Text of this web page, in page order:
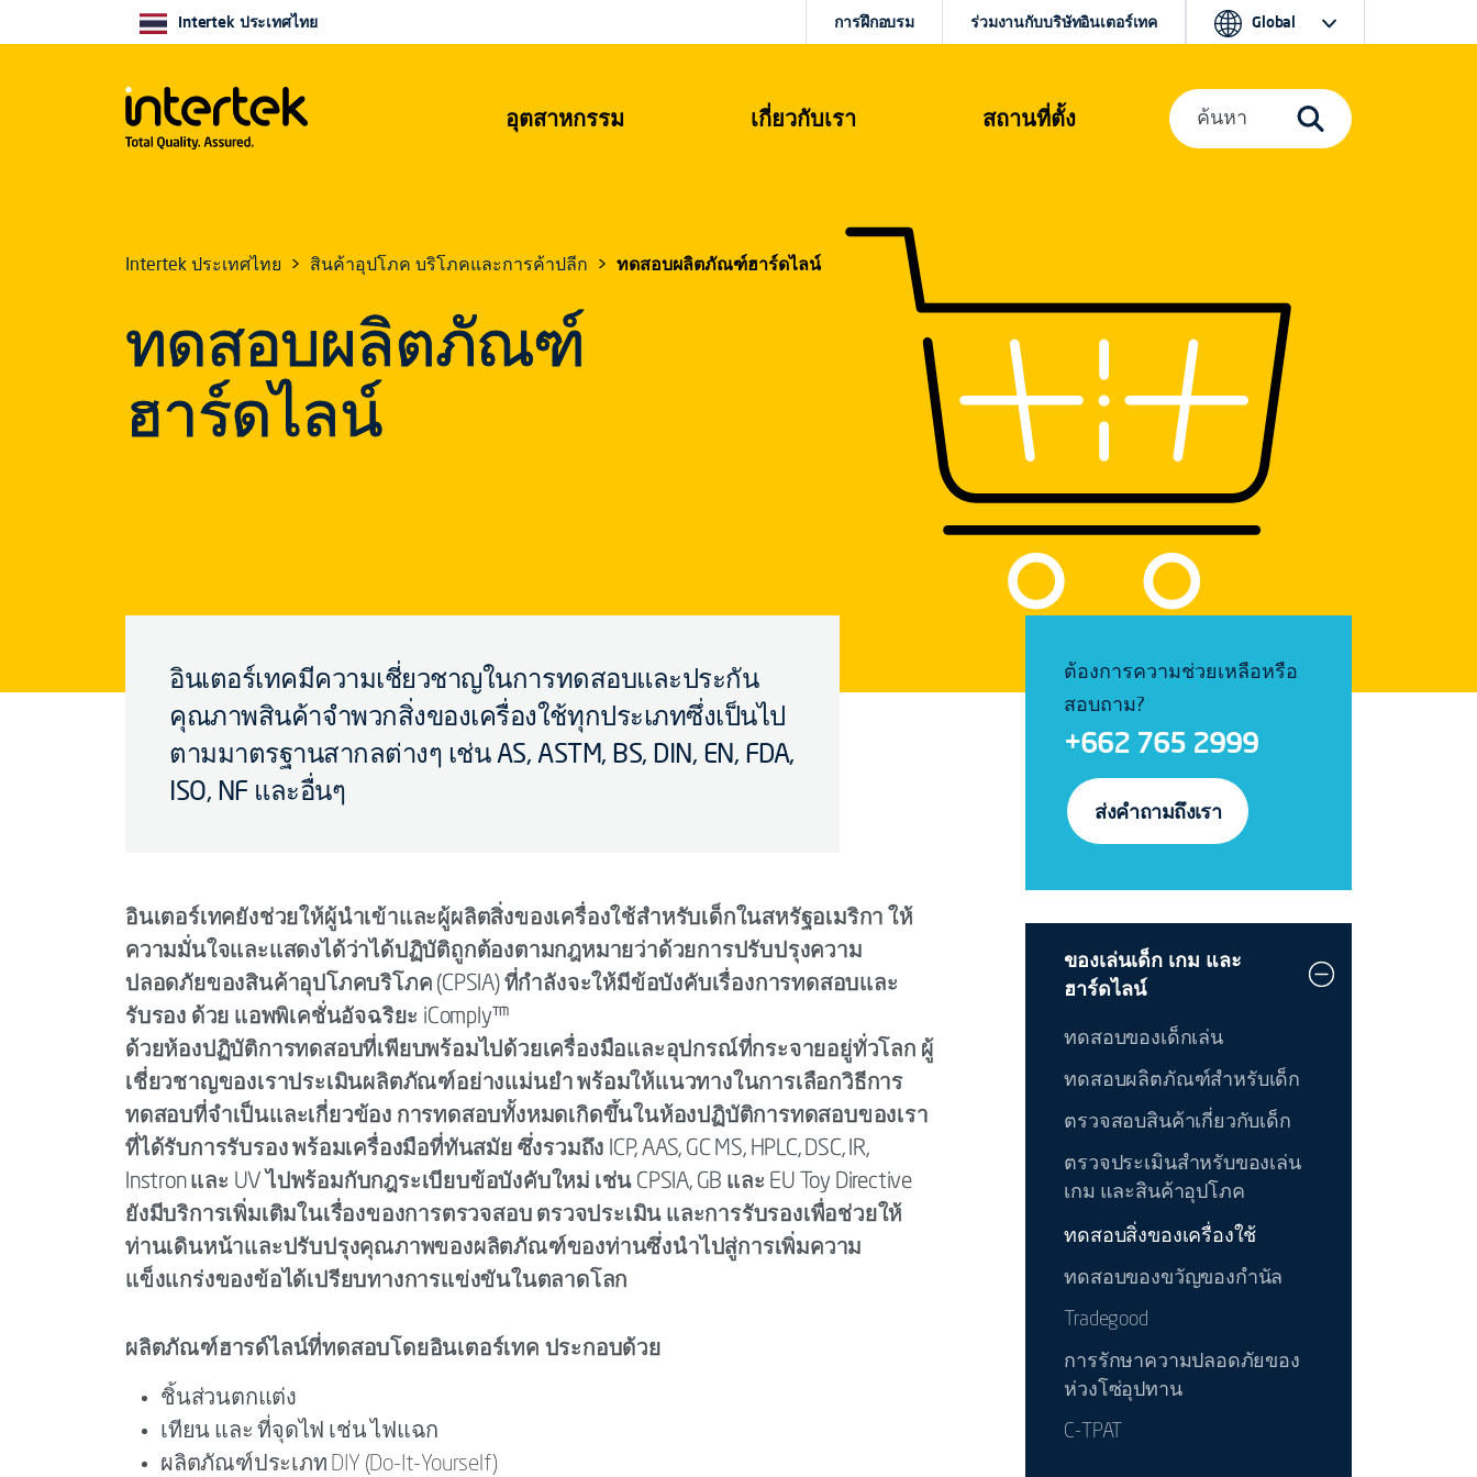
อุตสาหกรรม เกี่ยวกับเรา สถานที่ตั้ง
Intertek ประเทศไทย การฝึกอบรม ร่วมงานกับบริษัทอินเตอร์เทค Global
ค้นหา
Intertek ประเทศไทย สินค้าอุปโภค บริโภคและการค้าปลีก ทดสอบผลิตภัณฑ์ฮาร์ดไลน์
ทดสอบผลิตภัณฑ์
ฮาร์ดไลน์
อินเตอร์เทคมีความเชี่ยวชาญในการทดสอบและประกัน
คุณภาพสินค้าจำพวกสิ่งของเครื่องใช้ทุกประเภทซึ่งเป็นไป
ตามมาตรฐานสากลต่างๆ เช่น AS, ASTM, BS, DIN, EN, FDA,
ISO, NF และอื่นๆ
อินเตอร์เทคยังช่วยให้ผู้นำเข้าและผู้ผลิตสิ่งของเครื่องใช้สำหรับเด็กในสหรัฐอเมริกา ให้
ความมั่นใจและแสดงได้ว่าได้ปฏิบัติถูกต้องตามกฎหมายว่าด้วยการปรับปรุงความ
ปลอดภัยของสินค้าอุปโภคบริโภค (CPSIA) ที่กำลังจะให้มีข้อบังคับเรื่องการทดสอบและ
รับรอง ด้วย แอพพิเคชั่นอัจฉริยะ iComply™
ด้วยห้องปฏิบัติการทดสอบที่เพียบพร้อมไปด้วยเครื่องมือและอุปกรณ์ที่กระจายอยู่ทั่วโลก ผู้
เชี่ยวชาญของเราประเมินผลิตภัณฑ์อย่างแม่นยำ พร้อมให้แนวทางในการเลือกวิธีการ
ทดสอบที่จำเป็นและเกี่ยวข้อง การทดสอบทั้งหมดเกิดขึ้นในห้องปฏิบัติการทดสอบของเรา
ที่ได้รับการรับรอง พร้อมเครื่องมือที่ทันสมัย ซึ่งรวมถึง ICP, AAS, GC MS, HPLC, DSC, IR,
Instron และ UV ไปพร้อมกับกฎระเบียบข้อบังคับใหม่ เช่น CPSIA, GB และ EU Toy Directive
ยังมีบริการเพิ่มเติมในเรื่องของการตรวจสอบ ตรวจประเมิน และการรับรองเพื่อช่วยให้
ท่านเดินหน้าและปรับปรุงคุณภาพของผลิตภัณฑ์ของท่านซึ่งนำไปสู่การเพิ่มความ
แข็งแกร่งของข้อได้เปรียบทางการแข่งขันในตลาดโลก
ผลิตภัณฑ์ฮารด์ไลน์ที่ทดสอบโดยอินเตอร์เทค ประกอบด้วย
ชิ้นส่วนตกแต่ง
เทียน และ ที่จุดไฟ เช่น ไฟแฉก
ผลิตภัณฑ์ประเภท DIY (Do-It-Yourself)
ต้องการความช่วยเหลือหรือ
สอบถาม?
+662 765 2999
ส่งคำถามถึงเรา
ของเล่นเด็ก เกม และ
ฮาร์ดไลน์
ทดสอบของเด็กเล่น
ทดสอบผลิตภัณฑ์สำหรับเด็ก
ตรวจสอบสินค้าเกี่ยวกับเด็ก
ตรวจประเมินสำหรับของเล่น
เกม และสินค้าอุปโภค
ทดสอบสิ่งของเครื่องใช้
ทดสอบของขวัญของกำนัล
Tradegood
การรักษาความปลอดภัยของ
ห่วงโซ่อุปทาน
C-TPAT